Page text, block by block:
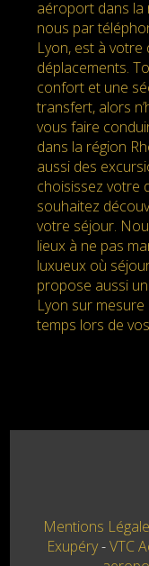
aéroport dans la
nous par
Lyon, est à
déplacements.
confort et une
transfert, alors
vous faire
dans la région
aussi des
choisissez votre
souhaitez
votre séjour.
lieux à ne pas
luxueux où
propose aussi
Lyon sur
temps lors de
Mentions
Exupéry VTC